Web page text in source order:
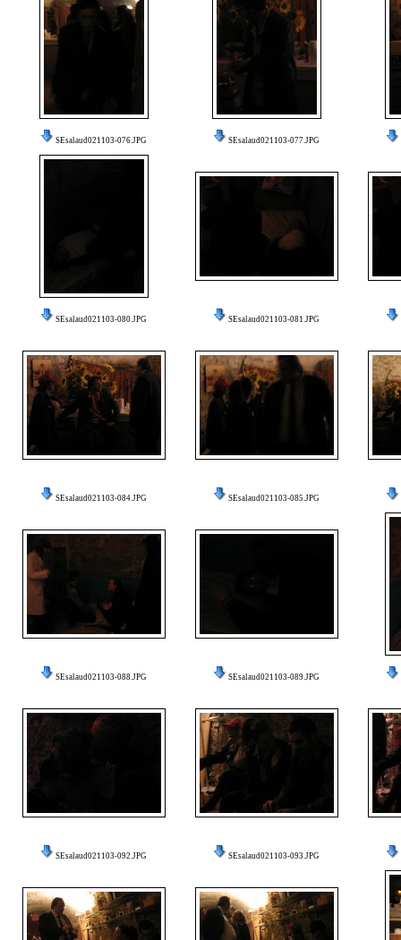
SEsalaud021103-076.JPG SEsalaud021103-077.JPG
SEsalaud021103-080.JPG SEsalaud021103-081.JPG
SEsalaud021103-084.JPG SEsalaud021103-085.JPG
SEsalaud021103-088.JPG SEsalaud021103-089.JPG
SEsalaud021103-092.JPG SEsalaud021103-093.JPG